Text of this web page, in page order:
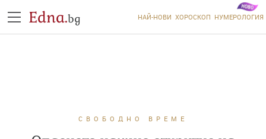
Edna.bg НАЙ-НОВИ ХОРОСКОП НУМЕРОЛОГИЯ
СВОБОДНО ВРЕМЕ